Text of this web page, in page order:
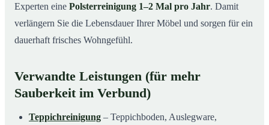
Experten eine Polsterreinigung 1–2 Mal pro Jahr. Damit
verlängern Sie die Lebensdauer Ihrer Möbel und sorgen für ein
dauerhaft frisches Wohngefühl.
Verwandte Leistungen (für mehr
Sauberkeit im Verbund)
Teppichreinigung – Teppichboden, Auslegware,